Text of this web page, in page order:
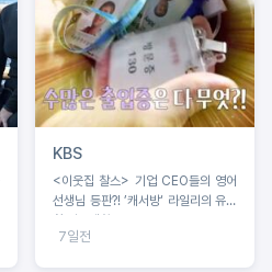
KBS
<이웃집 찰스> 기업 CEO들의 영어
선생님 등판?! ’캐서방‘ 라일리의 유쾌
7일전